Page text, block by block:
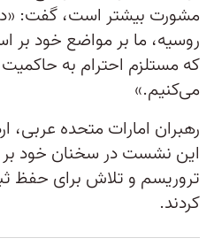
مشورت بیشتر است، گفت:
روسیه، ما بر مواضع خود بر
که مستلزم احترام به
می‌کنیم.»
رهبران امارات متحده
این نشست در سخنان خود بر
تروریسم و تلاش برای حفظ
کردند.